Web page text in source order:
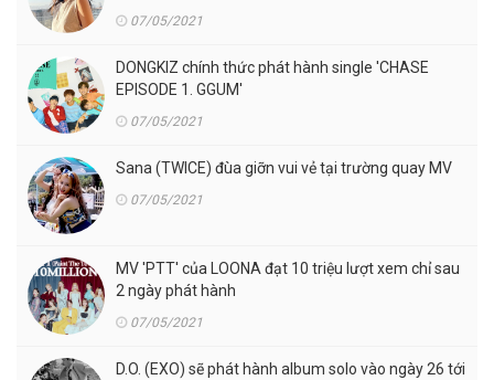
07/05/2021
DONGKIZ chính thức phát hành single 'CHASE
EPISODE 1. GGUM'
07/05/2021
Sana (TWICE) đùa giỡn vui vẻ tại trường quay MV
07/05/2021
MV 'PTT' của LOONA đạt 10 triệu lượt xem chỉ sau
2 ngày phát hành
07/05/2021
D.O. (EXO) sẽ phát hành album solo vào ngày 26 tới